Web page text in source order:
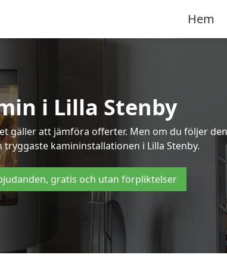
Hem
i Lilla Stenby
gäller att jämföra offerter. Men om du följer
tryggaste kamininstallationen i Lilla Stenby.
gratis och utan förpliktelser